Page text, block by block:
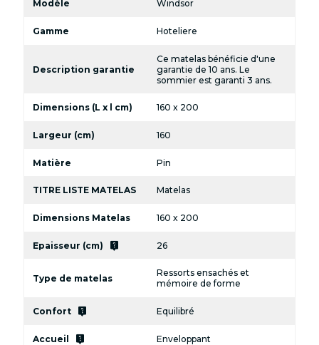
Modèle Windsor
Gamme Hoteliere
Description garantie
Ce matelas bénéficie d'une
garantie de 10 ans. Le
sommier est garanti 3 ans.
Dimensions (L x l cm) 160 x 200
Largeur (cm) 160
Matière Pin
TITRE LISTE MATELAS Matelas
Dimensions Matelas 160 x 200
Epaisseur (cm) live_help 26
Type de matelas
Ressorts ensachés et
mémoire de forme
Confort live_help Equilibré
Accueil live_help Enveloppant